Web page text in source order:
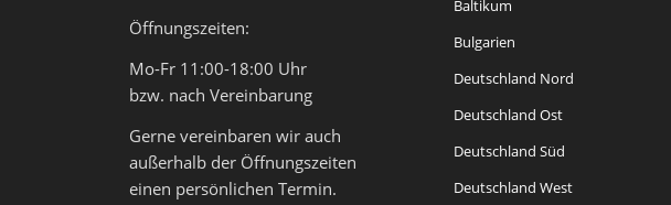
Öffnungszeiten:
Mo-Fr 11:00-18:00 Uhr
bzw. nach Vereinbarung
Gerne vereinbaren wir auch
außerhalb der Öffnungszeiten
einen persönlichen Termin.
Baltikum
Bulgarien
Deutschland Nord
Deutschland Ost
Deutschland Süd
Deutschland West